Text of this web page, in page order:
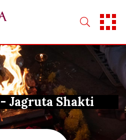
Jagruta Shakti